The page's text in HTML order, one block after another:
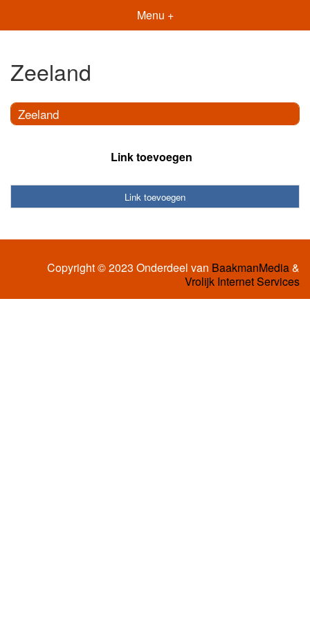
Menu +
Zeeland
Zeeland
Link toevoegen
Link toevoegen
Copyright © 2023 Onderdeel van BaakmanMedia&
Vrolijk Internet Services